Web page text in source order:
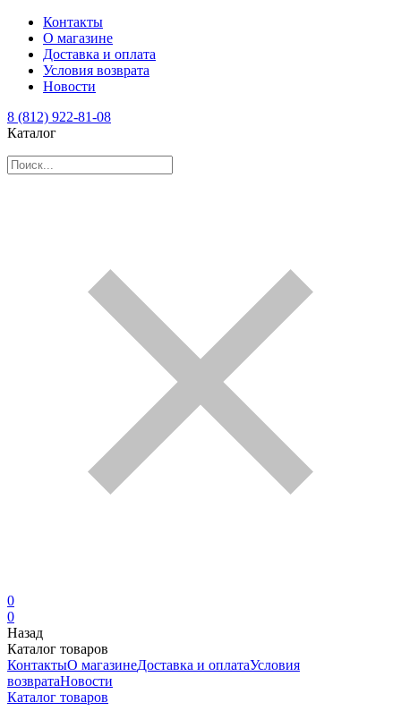
Контакты
О магазине
Доставка и оплата
Условия возврата
Новости
8 (812) 922-81-08
Каталог
0
0
Назад
Каталог товаров
КонтактыО магазинеДоставка и оплатаУсловия
возвратаНовости
Каталог товаров